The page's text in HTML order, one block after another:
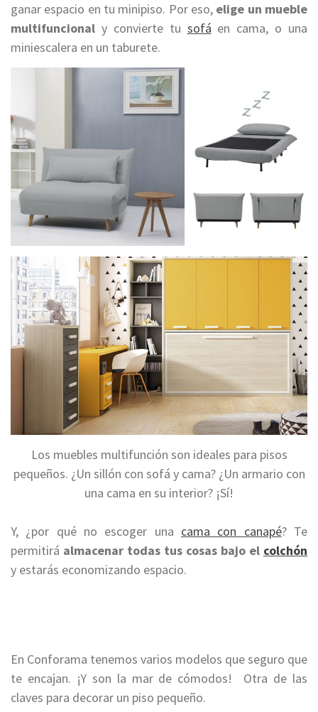
ganar espacio en tu minipiso. Por eso, elige un mueble
multifuncional y convierte tu sofá en cama, o una
miniescalera en un taburete.
Los muebles multifunción son ideales para pisos
pequeños. ¿Un sillón con sofá y cama? ¿Un armario con
una cama en su interior? ¡Sí!
Y, ¿por qué no escoger una cama con canapé? Te
permitirá almacenar todas tus cosas bajo el colchón
y estarás economizando espacio.
En Conforama tenemos varios modelos que seguro que
te encajan. ¡Y son la mar de cómodos! Otra de las
claves para decorar un piso pequeño.